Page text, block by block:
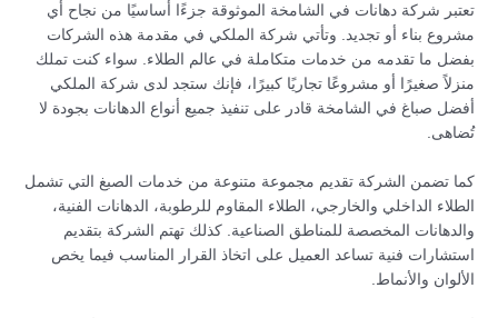
تعتبر شركة دهانات في الشامخة الموثوقة جزءًا أساسيًا من نجاح أي
مشروع بناء أو تجديد. وتأتي شركة الملكي في مقدمة هذه الشركات
بفضل ما تقدمه من خدمات متكاملة في عالم الطلاء. سواء كنت تملك
منزلاً صغيرًا أو مشروعًا تجاريًا كبيرًا، فإنك ستجد لدى شركة الملكي
أفضل صباغ في الشامخة قادر على تنفيذ جميع أنواع الدهانات بجودة لا
تُضاهى.
كما تضمن الشركة تقديم مجموعة متنوعة من خدمات الصبغ التي تشمل
الطلاء الداخلي والخارجي، الطلاء المقاوم للرطوبة، الدهانات الفنية،
والدهانات المخصصة للمناطق الصناعية. كذلك تهتم الشركة بتقديم
استشارات فنية تساعد العميل على اتخاذ القرار المناسب فيما يخص
الألوان والأنماط.